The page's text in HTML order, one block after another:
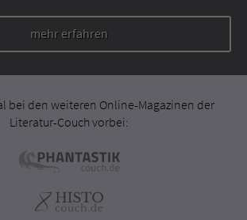
mehr erfahren
bei den weiteren Online-Magazinen der
Literatur-Couch vorbei: